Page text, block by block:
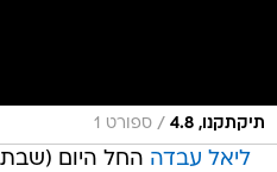
תיקתקנו, 4.8 / ספורט 1
ליאל עבדה